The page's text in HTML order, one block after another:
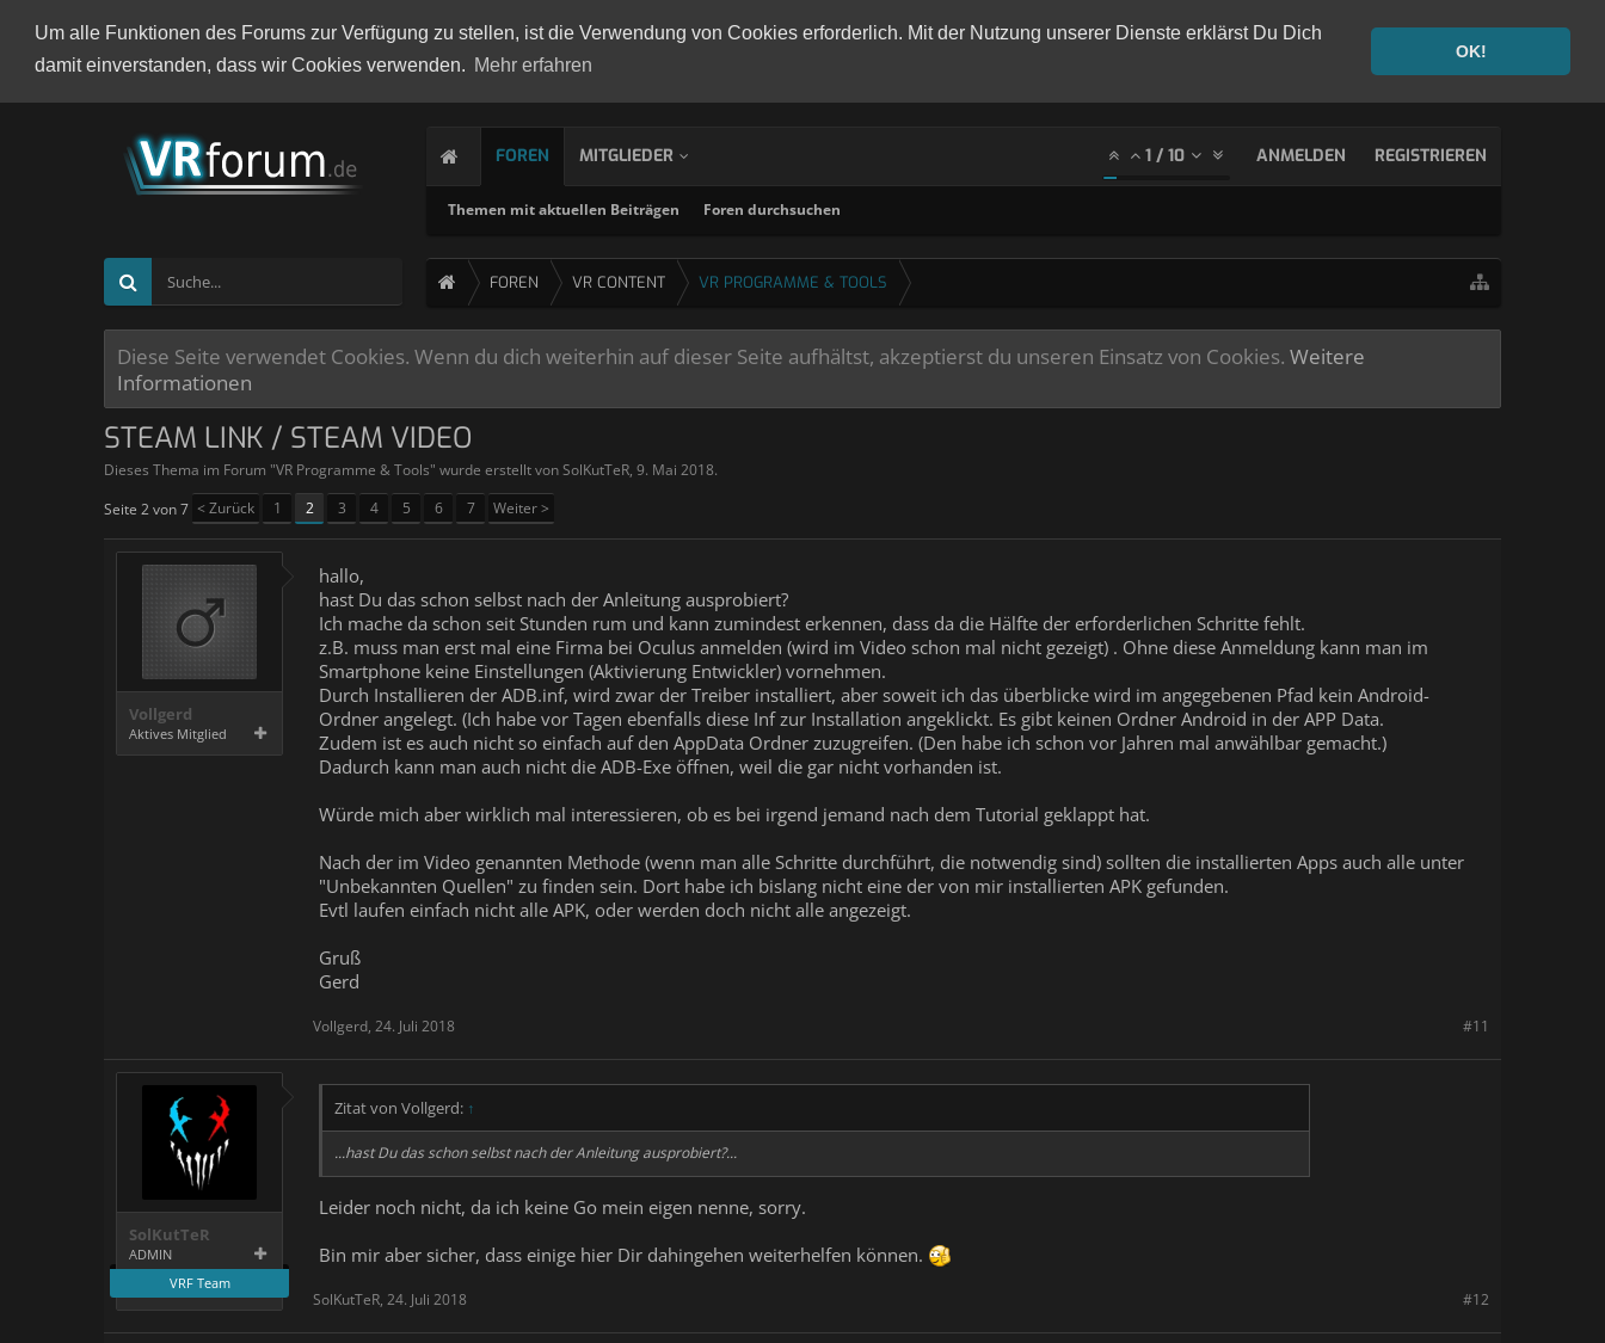
Um alle Funktionen des Forums zur Verfügung zu stellen, ist die Verwendung von Cookies erforderlich. Mit der Nutzung unserer Dienste erklärst Du Dich
damit einverstanden, dass wir Cookies verwenden. Mehr erfahren
OK!
FOREN
Themen mit aktuellen Beiträgen Foren durchsuchen
MITGLIEDER 1 / 10 ANMELDEN REGISTRIEREN
FOREN VR CONTENT VR PROGRAMME & TOOLS
Diese Seite verwendet Cookies. Wenn du dich weiterhin auf dieser Seite aufhältst, akzeptierst du unseren Einsatz von Cookies. Weitere
Informationen
STEAM LINK / STEAM VIDEO
Dieses Thema im Forum "VR Programme & Tools" wurde erstellt vonSolKutTeR, 9. Mai 2018.
Seite 2 von 7 < Zurück 1 2 3 4 5 6 7 Weiter >
Vollgerd
Aktives Mitglied
hallo,
hast Du das schon selbst nach der Anleitung ausprobiert?
Ich mache da schon seit Stunden rum und kann zumindest erkennen, dass da die Hälfte der erforderlichen Schritte fehlt.
z.B. muss man erst mal eine Firma bei Oculus anmelden (wird im Video schon mal nicht gezeigt) . Ohne diese Anmeldung kann man im
Smartphone keine Einstellungen (Aktivierung Entwickler) vornehmen.
Durch Installieren der ADB.inf, wird zwar der Treiber installiert, aber soweit ich das überblicke wird im angegebenen Pfad kein Android-
Ordner angelegt. (Ich habe vor Tagen ebenfalls diese Inf zur Installation angeklickt. Es gibt keinen Ordner Android in der APP Data.
Zudem ist es auch nicht so einfach auf den AppData Ordner zuzugreifen. (Den habe ich schon vor Jahren mal anwählbar gemacht.)
Dadurch kann man auch nicht die ADB-Exe öffnen, weil die gar nicht vorhanden ist.
Würde mich aber wirklich mal interessieren, ob es bei irgend jemand nach dem Tutorial geklappt hat.
Nach der im Video genannten Methode (wenn man alle Schritte durchführt, die notwendig sind) sollten die installierten Apps auch alle unter
"Unbekannten Quellen" zu finden sein. Dort habe ich bislang nicht eine der von mir installierten APK gefunden.
Evtl laufen einfach nicht alle APK, oder werden doch nicht alle angezeigt.
Gruß
Gerd
#11
Vollgerd, 24. Juli 2018
SolKutTeR
ADMIN
VRF Team
Zitat von Vollgerd: ↑
...hast Du das schon selbst nach der Anleitung ausprobiert?...
Leider noch nicht, da ich keine Go mein eigen nenne, sorry.
Bin mir aber sicher, dass einige hier Dir dahingehen weiterhelfen können.
#12
SolKutTeR, 24. Juli 2018